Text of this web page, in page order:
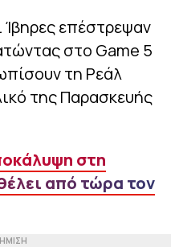
επέστρεψαν
στο Game 5
τη Ρεάλ
της Παρασκευής
στη
από τώρα τον